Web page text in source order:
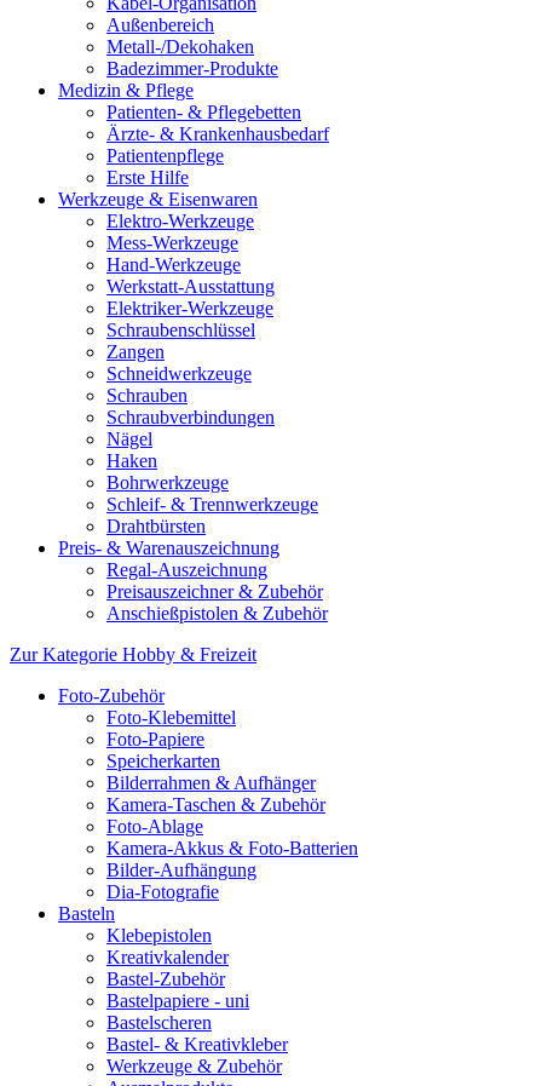
Außenbereich
Metall-/Dekohaken
Badezimmer-Produkte
Medizin & Pflege
Patienten- & Pflegebetten
Ärzte- & Krankenhausbedarf
Patientenpflege
Erste Hilfe
Werkzeuge & Eisenwaren
Elektro-Werkzeuge
Mess-Werkzeuge
Hand-Werkzeuge
Werkstatt-Ausstattung
Elektriker-Werkzeuge
Schraubenschlüssel
Zangen
Schneidwerkzeuge
Schrauben
Schraubverbindungen
Nägel
Haken
Bohrwerkzeuge
Schleif- & Trennwerkzeuge
Drahtbürsten
Preis- & Warenauszeichnung
Regal-Auszeichnung
Preisauszeichner & Zubehör
Anschießpistolen & Zubehör
Zur Kategorie Hobby & Freizeit
Foto-Zubehör
Foto-Klebemittel
Foto-Papiere
Speicherkarten
Bilderrahmen & Aufhänger
Kamera-Taschen & Zubehör
Foto-Ablage
Kamera-Akkus & Foto-Batterien
Bilder-Aufhängung
Dia-Fotografie
Basteln
Klebepistolen
Kreativkalender
Bastel-Zubehör
Bastelpapiere - uni
Bastelscheren
Bastel- & Kreativkleber
Werkzeuge & Zubehör